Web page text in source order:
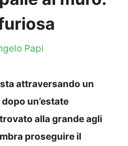
Papi
attraversando un
un’estate
alla grande agli
proseguire il